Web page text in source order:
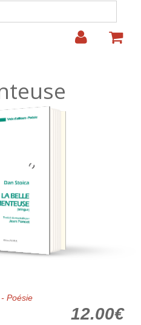
recherche
Poésie
12.00€